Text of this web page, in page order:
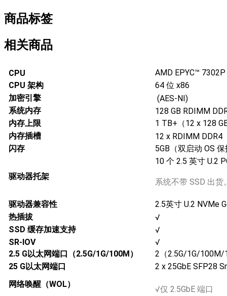
商品标签
相关商品
CPU
AMD EPYC™
CPU 架构
64 位 x86
加密引擎
(AES-NI)
系统内存
128 GB RDIMM
内存上限
1 TB+（12 x 128
内存插槽
12 x RDIMM DDR4
闪存
5GB（双启动 OS
驱动器托架
10 个 2.5 英寸 U.2
系统不带 SSD 出货
驱动器兼容性
2.5英寸 U.2 NVMe
热插拔
√
SSD 缓存加速支持
√
SR-IOV
√
2.5 G以太网端口（2.5G/1G/100M）
2（2.5G/1G/100M/
25 G以太网端口
2 x 25GbE SFP28
网络唤醒（WOL）
√仅 2.5GbE 端口